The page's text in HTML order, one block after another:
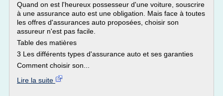
Quand on est l'heureux possesseur d'une voiture, souscrire
à une assurance auto est une obligation. Mais face à toutes
les offres d'assurances auto proposées, choisir son
assureur n'est pas facile.
Table des matières
3 Les différents types d'assurance auto et ses garanties
Comment choisir son...
Lire la suite